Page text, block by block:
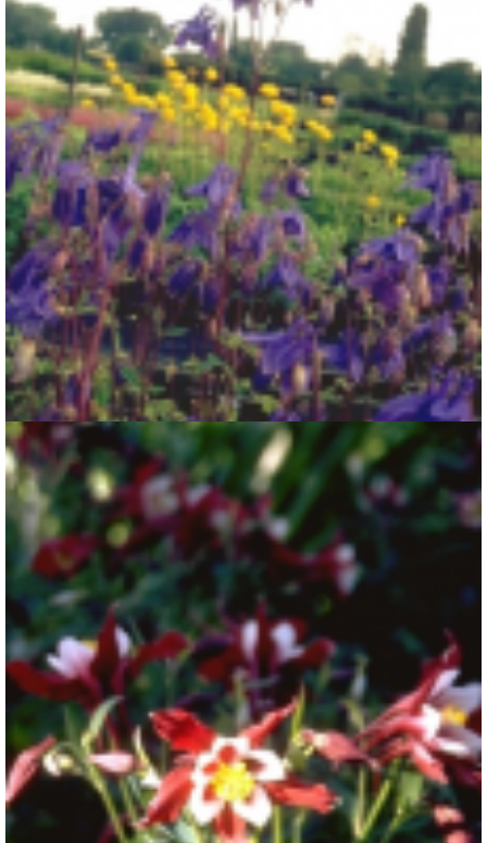
Akelei
Aquilegia 'Hensol Harebell'